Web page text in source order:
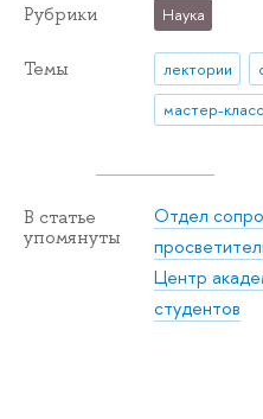
Рубрики Наука
Темы лектории
мастер-
В статье
упомянуты
Отдел
Центр
студентов